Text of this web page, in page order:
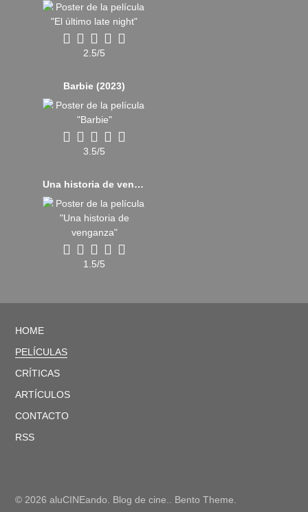
2.5/5
Barbie (2023)
3.5/5
Una historia de venganza (2017)
1.5/5
HOME
PELÍCULAS
CRÍTICAS
ARTÍCULOS
CONTACTO
RSS
© 2026 aluCINEando. Blog de cine.. Bento Theme.